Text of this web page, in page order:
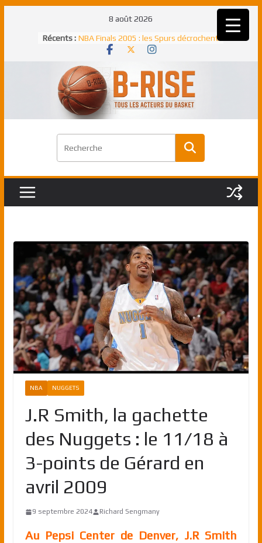
8 août 2026
Récents : NBA Finals 2005 : les Spurs décrochent
un troisième titre NBA, la rude bataille
NBA Finals 2021 : les Bucks et Giannis
Antetokounmpo triomphent, le Greek
Freek élu MVP
Shai Gilgeous-Alexander : son premier
match à plus de 40 points en NBA, le
Pau Gasol dans l’histoire en 2002 :
premier européen sacré Rookie de
Rudy Gobert, deuxième Français élu
NBA NUGGETS
J.R Smith, la gachette
des Nuggets : le 11/18 à
3-points de Gérard en
avril 2009
9 septembre 2024 Richard Sengmany
Au Pepsi Center de Denver, J.R Smith